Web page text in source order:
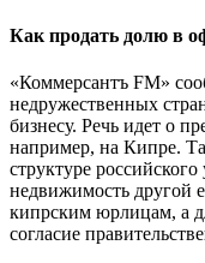
Как продать долю в
«Коммерсантъ FM»
недружественных
бизнесу. Речь идет о
например, на Кипре.
структуре
недвижимость другой
кипрским юрлицам, а
согласие